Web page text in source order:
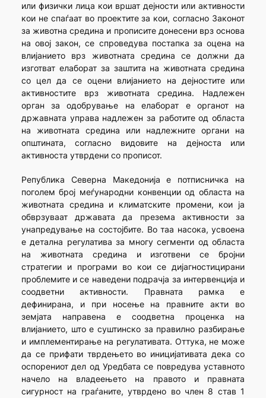
или физички лица кои вршат дејности или активности
кои не спаѓаат во проектите за кои, согласно Законот
за животна средина и прописите донесени врз основа
на овој закон, се спроведува постапка за оцена на
влијанието врз животната средина се должни да
изготват елаборат за заштита на животната средина
со цел да се оцени влијанието на дејностите или
активностите врз животната средина. Надлежен
орган за одобрување на елаборат е органот на
државната управа надлежен за работите од областа
на животната средина или надлежните органи на
општината, согласно видовите на дејноста или
активноста утврдени со прописот.
Република Северна Македонија е потписничка на
поголем број меѓународни конвенции од областа на
животната средина и климатските промени, кои ја
обврзуваат државата да презема активности за
унапредување на состојбите. Во таа насока, усвоена
е детална регулатива за многу сегменти од областа
на животната средина и изготвени се бројни
стратегии и програми во кои се дијагностицирани
проблемите и се наведени подрачја за интервенција и
соодветни активности. Правната рамка е
дефинирана, и при носење на правните акти во
земјата направена е соодветна проценка на
влијанието, што е суштинско за правилно разбирање
и имплементирање на регулативата. Оттука, не може
да се прифати тврдењето во иницијативата дека со
оспорениот дел од Уредбата се повредува уставното
начело на владеењето на правото и правната
сигурност на граѓаните, утврдено во член 8 став 1